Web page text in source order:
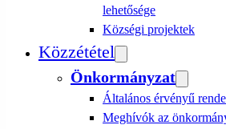
lehetősége
Községi projektek
Közzététel
Önkormányzat
Általános érvényű
Meghívók az